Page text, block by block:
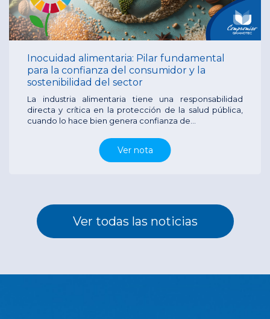
Inocuidad alimentaria: Pilar fundamental
para la confianza del consumidor y la
sostenibilidad del sector
La industria alimentaria tiene una responsabilidad
directa y crítica en la protección de la salud pública,
cuando lo hace bien genera confianza de...
Ver nota
Ver todas las noticias